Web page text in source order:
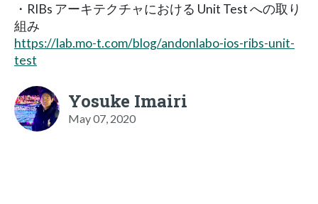
・RIBs アーキテクチャにおける Unit Test への取り
組み
https://lab.mo-t.com/blog/andonlabo-ios-ribs-unit-
test
Yosuke Imairi
May 07, 2020